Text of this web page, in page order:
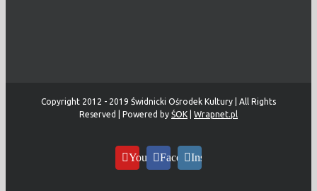
Copyright 2012 - 2019 Świdnicki Ośrodek Kultury | All Rights
Reserved | Powered by ŚOK Wrapnet.pl
YouTubeFacebookInstagram